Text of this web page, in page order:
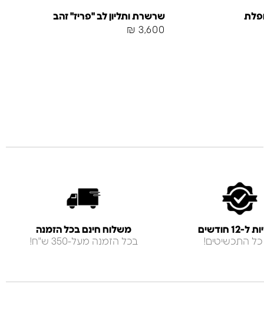
שרשרת ותליון לב "פריז" זהב
₪ 3,600
12 חודשים
התכשיטים!
משלוח חינם בכל הזמנה
בכל הזמנה מעל-350 ש"ח!